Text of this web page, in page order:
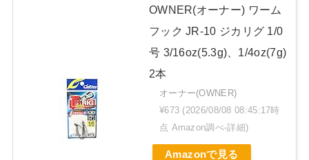
OWNER(オーナー) ワーム
フック JR-10 ジカリグ 1/0
号 3/16oz(5.3g)、1/4oz(7g)
2本
オーナー(OWNER)
¥673 (2026/08/08 08:45:17時
点 Amazon調べ-詳細)
Amazonで見る